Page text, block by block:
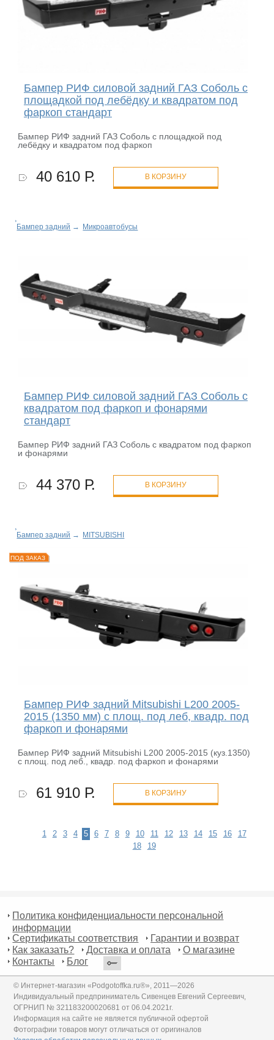
Бампер РИФ силовой задний ГАЗ Соболь с
площадкой под лебёдку и квадратом под
фаркоп стандарт
Бампер РИФ задний ГАЗ Соболь с площадкой под
лебёдку и квадратом под фаркоп
40 610 Р. В КОРЗИНУ
Бампер задний → Микроавтобусы
Бампер РИФ силовой задний ГАЗ Соболь с
квадратом под фаркоп и фонарями
стандарт
Бампер РИФ задний ГАЗ Соболь с квадратом под фаркоп
и фонарями
44 370 Р. В КОРЗИНУ
Бампер задний → MITSUBISHI
ПОД ЗАКАЗ
Бампер РИФ задний Mitsubishi L200 2005-
2015 (1350 мм) с площ. под леб, квадр. под
фаркоп и фонарями
Бампер РИФ задний Mitsubishi L200 2005-2015 (куз.1350)
с площ. под леб., квадр. под фаркоп и фонарями
61 910 Р. В КОРЗИНУ
1 2 3 4 5 6 7 8 9 10 11 12 13 14 15 16
17
18
19
Политика конфиденциальности персональной
информации
Сертификаты соответствия
Гарантии и возврат
Как заказать?
Доставка и оплата
О магазине
Контакты
Блог
© Интернет-магазин «Podgotoffka.ru®», 2011—2026
Индивидуальный предприниматель Сивенцев Евгений Сергеевич,
ОГРНИП № 321183200020681 от 06.04.2021г.
Информация на сайте не является публичной офертой
Фотографии товаров могут отличаться от оригиналов